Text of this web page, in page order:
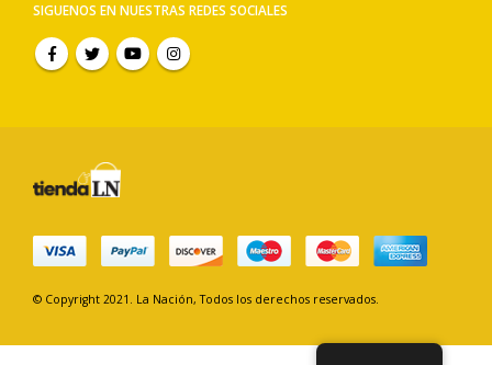
SIGUENOS EN NUESTRAS REDES SOCIALES
© Copyright 2021. La Nación, Todos los derechos reservados.